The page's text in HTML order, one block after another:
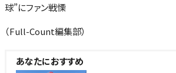
球”にファン戦慄
（Full-Count編集部）
あなたにおすすめ